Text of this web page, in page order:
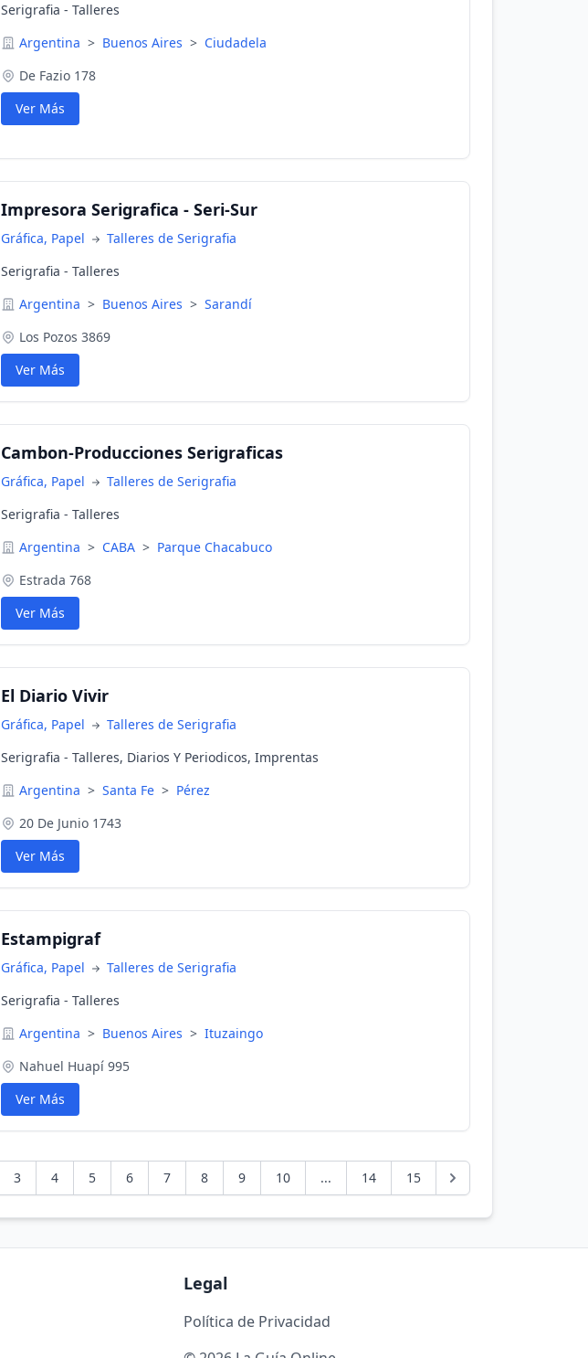
Serigrafia - Talleres
Argentina > Buenos Aires > Ciudadela
De Fazio 178
Ver Más
Impresora Serigrafica - Seri-Sur
Gráfica, Papel
Talleres de Serigrafia
Serigrafia - Talleres
Argentina > Buenos Aires > Sarandí
Los Pozos 3869
Ver Más
Cambon-Producciones Serigraficas
Gráfica, Papel
Talleres de Serigrafia
Serigrafia - Talleres
Argentina > CABA > Parque Chacabuco
Estrada 768
Ver Más
El Diario Vivir
Gráfica, Papel
Talleres de Serigrafia
Serigrafia - Talleres, Diarios Y Periodicos, Imprentas
Argentina > Santa Fe > Pérez
20 De Junio 1743
Ver Más
Estampigraf
Gráfica, Papel
Talleres de Serigrafia
Serigrafia - Talleres
Argentina > Buenos Aires > Ituzaingo
Nahuel Huapí 995
Ver Más
3 4 5 6 7 8 9 10 ... 14 15
Legal
Política de Privacidad